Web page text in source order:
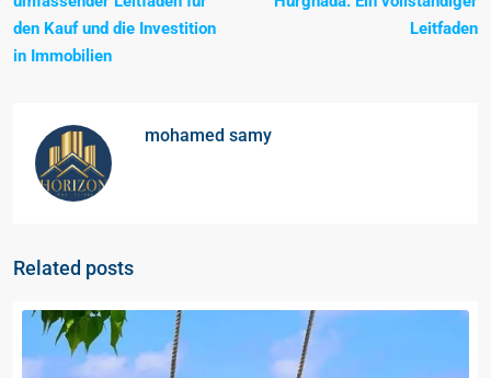
den Kauf und die Investition
in Immobilien
Leitfaden
mohamed samy
Related posts